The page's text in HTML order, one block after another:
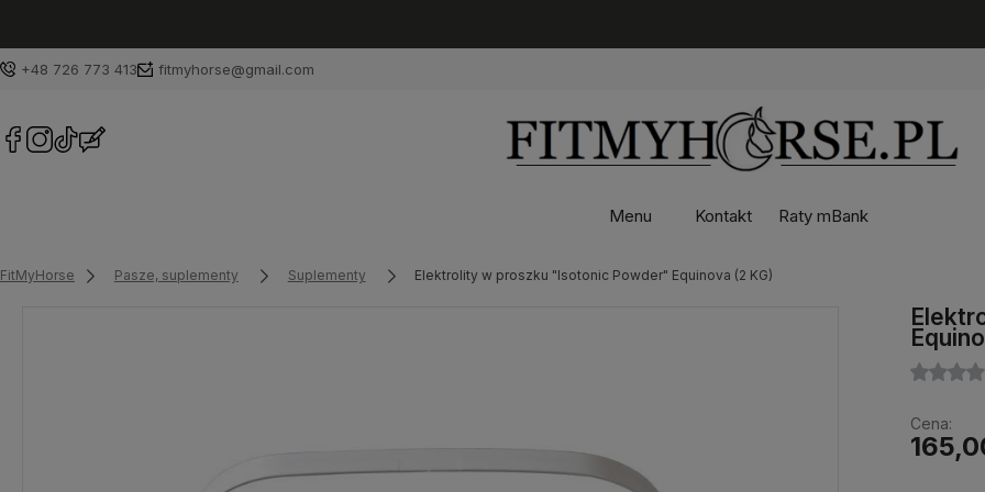
+48 726 773 413 fitmyhorse@gmail.com
Menu Kontakt Raty mBank
FitMyHorse Pasze, suplementy Suplementy Elektrolity w proszku "Isotonic Powder" Equinova (2 KG)
Cena: